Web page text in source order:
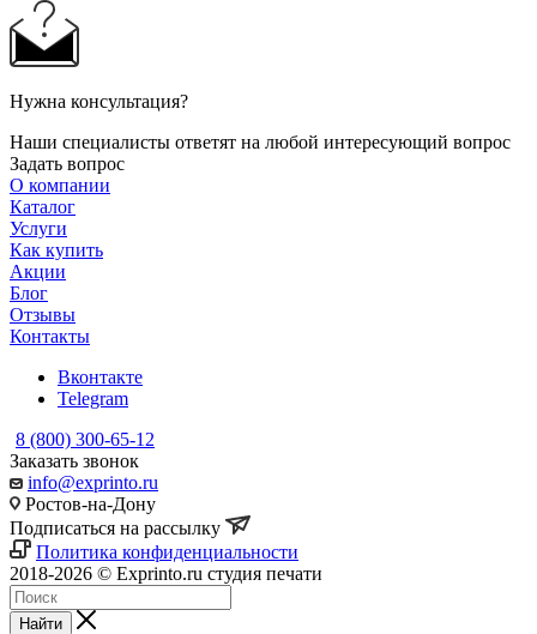
Нужна консультация?
Наши специалисты ответят на любой интересующий вопрос
Задать вопрос
О компании
Каталог
Услуги
Как купить
Акции
Блог
Отзывы
Контакты
Вконтакте
Telegram
8 (800) 300-65-12
Заказать звонок
info@exprinto.ru
Ростов-на-Дону
Подписаться на рассылку
Политика конфиденциальности
2018-2026 © Exprinto.ru студия печати
Найти